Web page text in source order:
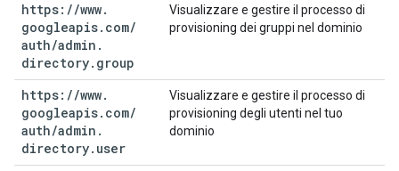
https: //www.
googleapis. com/
auth/admin .
directory. group
Visualizzare e gestire il processo di
provisioning dei gruppi nel dominio
https: //www.
googleapis. com/
auth/admin .
directory. user
Visualizzare e gestire il processo di
provisioning degli utenti nel tuo
dominio